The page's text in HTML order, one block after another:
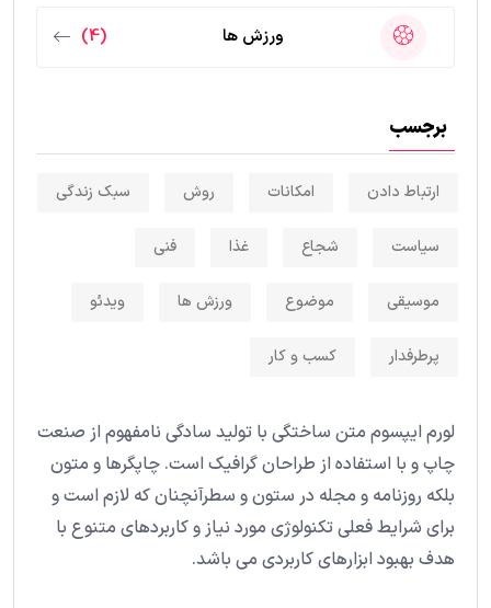
ورزش ها (4)
برجسب
ارتباط دادن امکانات روش سبک زندگی
سیاست شجاع غذا فنی
موسیقی موضوع ورزش ها ویدئو
پرطرفدار کسب و کار
لورم ایپسوم متن ساختگی با تولید سادگی نامفهوم از صنعت
چاپ و با استفاده از طراحان گرافیک است. چاپگرها و متون
بلکه روزنامه و مجله در ستون و سطرآنچنان که لازم است و
برای شرایط فعلی تکنولوژی مورد نیاز و کاربردهای متنوع با
هدف بهبود ابزارهای کاربردی می باشد.